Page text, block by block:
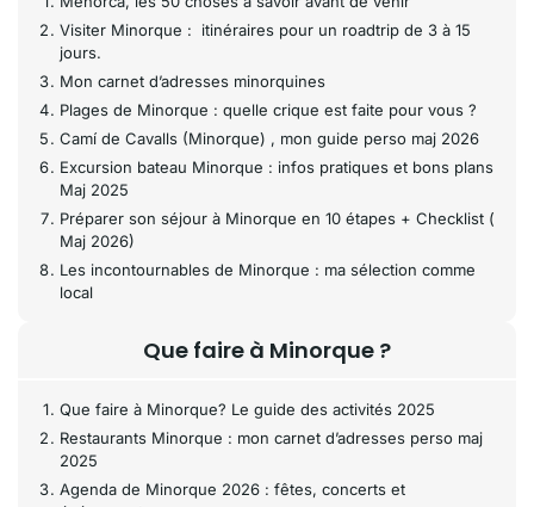
Visiter Minorque : itinéraires pour un roadtrip de 3 à 15
jours.
Mon carnet d’adresses minorquines
Plages de Minorque : quelle crique est faite pour vous ?
Camí de Cavalls (Minorque) , mon guide perso maj 2026
Excursion bateau Minorque : infos pratiques et bons plans
Maj 2025
Préparer son séjour à Minorque en 10 étapes + Checklist (
Maj 2026)
Les incontournables de Minorque : ma sélection comme
local
Que faire à Minorque ?
Que faire à Minorque? Le guide des activités 2025
Restaurants Minorque : mon carnet d’adresses perso maj
2025
Agenda de Minorque 2026 : fêtes, concerts et